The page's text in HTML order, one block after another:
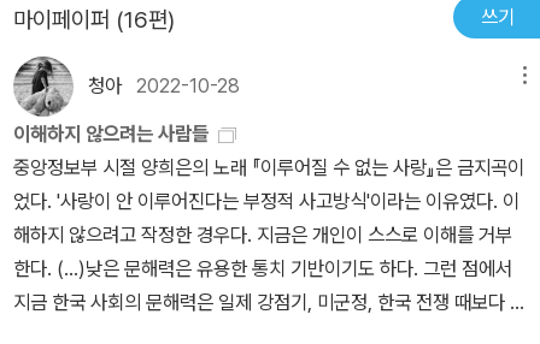
니, 여자 친구 등- 중 누구라도 그런 사건의 피해자가 될 가능성이 있
상처받는다는 사실에 내재해 있다."
을 제멋대로 성범죄에 이용한 남자들을 그 자리에서 끌어내려야 한
다. 그들이 죗값을 치러야 한다. 사실 나는 친구와도 얘기했지만, 죽창
들고 다니면서 남자들을 향해 폭력을 휘두르고 싶은 심정이다. 내가
실제로 그렇게 하지 않아서 다행인지 불행인지는 나도 잘 모르겠다.
입버릇처럼 더 진급하기 전에 회사를 그만둬야겠다고 말했었는데, 그
때마다 친구가 '네가 더 올라가야해' 라고 말했더랬다. 회사의 다른 여
직원들도 '차장님이 임원이 되어주세요' 한다. 내가 있는 회사에 아직
여자임원이 없다. 나는 싫다고, 더 진급하지 않을거라고 늘상 말해왔
지만, 내가 올라가야 하는걸까.. 내가 권력을 가져야할까, 지금보다 더
좋고, 유죄 판결을 받을 가능성이 - 이것도 가능성일 뿐이라는 게 우
습다 - 많다는 것이다)가 나와 있다. 좋은 사례의 피해자는 대개 부모
와 함께 살고 있는 처녀로 그녀는 어느 날 오후 두세 시경, 돌아가실
날이 얼마 남지 않은 할머니의 벙문안을 가다가 뒤에서 갑자기 나타
난 괴한에 의해 공격을 당한다. 그 남자는 칼이나 총, 혹은 쇳조각 같
은 흉기를 지니고 있으며, 그녀가 소리 지르지 못하게 주먹을 날려 턱
뼈를 부러뜨린다. 그리고 적어도 한 번 이상 그녀을 칼로 찌른 후 수풀
로 끌고 가서 강간을 한다. 피해자는 이미 큰 상처를 입었음에도 계속
해서 극렬하게 저항하고, 그 덕분에 어느 남자 경찰관에게 발견돼 마
마이페이퍼 (16편) 쓰기
청아2022-10-28
이해하지 않으려는 사람들
중앙정보부 시절 양희은의 노래 『이루어질 수 없는 사랑』은 금지곡이
었다. '사랑이 안 이루어진다는 부정적 사고방식'이라는 이유였다. 이
해하지 않으려고 작정한 경우다. 지금은 개인이 스스로 이해를 거부
한다. (...)낮은 문해력은 유용한 통치 기반이기도 하다. 그런 점에서
지금 한국 사회의 문해력은 일제 강점기, 미군정, 한국 전쟁 때보다 후